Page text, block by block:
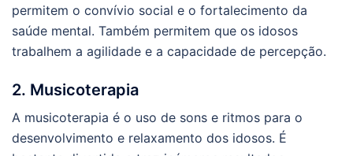
permitem o convívio social e o fortalecimento da
saúde mental. Também permitem que os idosos
trabalhem a agilidade e a capacidade de percepção.
2. Musicoterapia
A musicoterapia é o uso de sons e ritmos para o
desenvolvimento e relaxamento dos idosos. É